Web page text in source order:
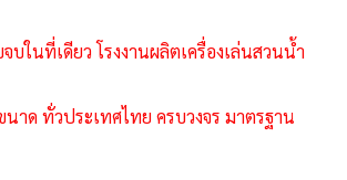
บในที่เดียว โรงงานผลิตเครื่องเล่นสวนน้ำ
าด ทั่วประเทศไทย ครบวงจร มาตรฐาน